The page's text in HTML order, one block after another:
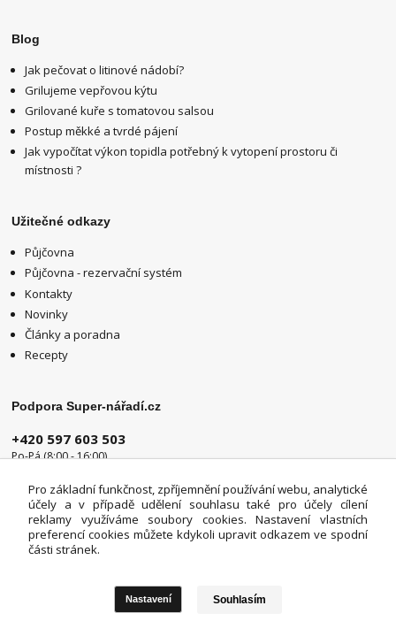
Blog
Jak pečovat o litinové nádobí?
Grilujeme vepřovou kýtu
Grilované kuře s tomatovou salsou
Postup měkké a tvrdé pájení
Jak vypočítat výkon topidla potřebný k vytopení prostoru či
místnosti ?
Užitečné odkazy
Půjčovna
Půjčovna - rezervační systém
Kontakty
Novinky
Články a poradna
Recepty
Podpora Super-nářadí.cz
+420 597 603 503
Po-Pá (8:00 - 16:00)
Upravit sběr cookies.
Pro základní funkčnost, zpříjemnění používání webu, analytické
účely a v případě udělení souhlasu také pro účely cílení
reklamy využíváme soubory cookies. Nastavení vlastních
preferencí cookies můžete kdykoli upravit odkazem ve spodní
části stránek.
Nastavení Souhlasím